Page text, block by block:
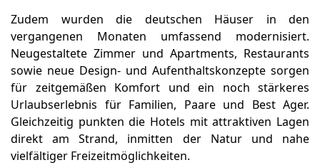
Zudem wurden die deutschen Häuser in den
vergangenen Monaten umfassend modernisiert.
Neugestaltete Zimmer und Apartments, Restaurants
sowie neue Design- und Aufenthaltskonzepte sorgen
für zeitgemäßen Komfort und ein noch stärkeres
Urlaubserlebnis für Familien, Paare und Best Ager.
Gleichzeitig punkten die Hotels mit attraktiven Lagen
direkt am Strand, inmitten der Natur und nahe
vielfältiger Freizeitmöglichkeiten.